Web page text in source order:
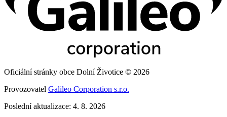
Oficiální stránky obce Dolní Životice © 2026
Provozovatel Galileo Corporation s.r.o.
Poslední aktualizace: 4. 8. 2026